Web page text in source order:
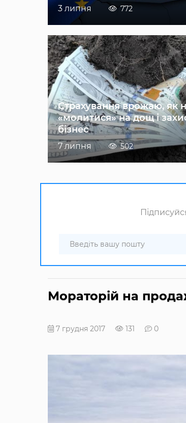
3 липня 772
Страхування врожаю, як
«молитися» на дощ і
бізнес
7 липня 502
Мораторій на
7 грудня 2017 131 0